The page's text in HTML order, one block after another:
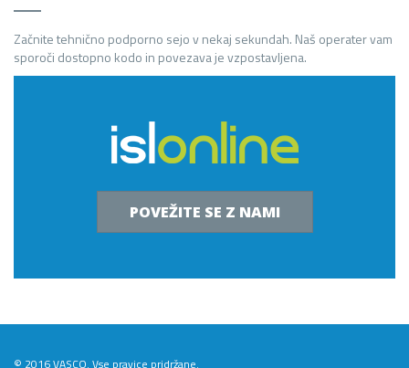
Začnite tehnično podporno sejo v nekaj sekundah. Naš operater vam
sporoči dostopno kodo in povezava je vzpostavljena.
POVEŽITE SE Z NAMI
© 2016 VASCO. Vse pravice pridržane.